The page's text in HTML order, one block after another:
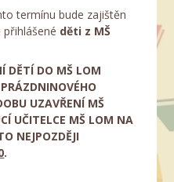
termínu bude zajištěn
přihlášené děti z MŠ
DĚTÍ DO MŠ LOM
UZAVŘENÍ MŠ
UČITELCE MŠ LOM NA
NEJPOZDĚJI
.